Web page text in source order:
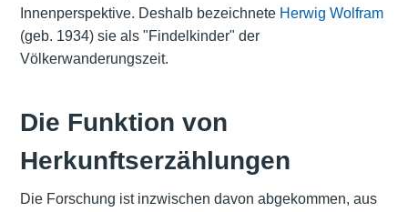
Innenperspektive. Deshalb bezeichnete Herwig Wolfram
(geb. 1934) sie als "Findelkinder" der
Völkerwanderungszeit.
Die Funktion von
Herkunftserzählungen
Die Forschung ist inzwischen davon abgekommen, aus